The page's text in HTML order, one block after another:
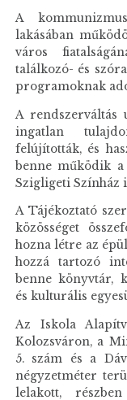
A
lakásában
város
találkozó- és
programoknak
A rendszerváltás
ingatlan
felújították, és
benne működik
Szigligeti Színház
A Tájékoztató
közösséget
hozna létre az
hozzá tartozó
benne könyvtár,
és kulturális
Az Iskola
Kolozsváron, a
5. szám és a
négyzetméter
lelakott,